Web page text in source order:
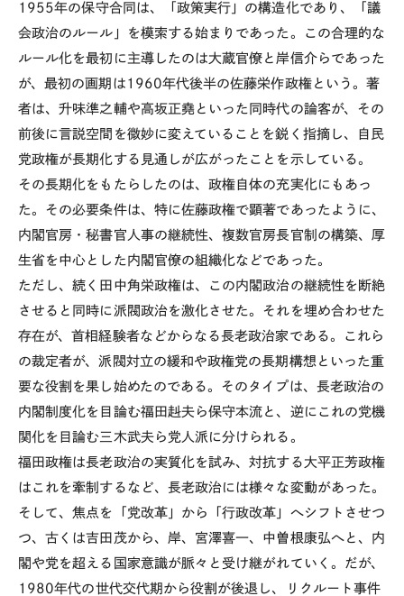
1955年の保守合同は、「政策実行」の構造化であり、「議
会政治のルール」を模索する始まりであった。この合理的な
ルール化を最初に主導したのは大蔵官僚と岸信介らであった
が、最初の画期は1960年代後半の佐藤栄作政権という。著
者は、升味準之輔や高坂正堯といった同時代の論客が、その
前後に言説空間を微妙に変えていることを鋭く指摘し、自民
党政権が長期化する見通しが広がったことを示している。
その長期化をもたらしたのは、政権自体の充実化にもあっ
た。その必要条件は、特に佐藤政権で顕著であったように、
内閣官房・秘書官人事の継続性、複数官房長官制の構築、厚
生省を中心とした内閣官僚の組織化などであった。
ただし、続く田中角栄政権は、この内閣政治の継続性を断絶
させると同時に派閥政治を激化させた。それを埋め合わせた
存在が、首相経験者などからなる長老政治家である。これら
の裁定者が、派閥対立の緩和や政権党の長期構想といった重
要な役割を果し始めたのである。そのタイプは、長老政治の
内閣制度化を目論む福田赳夫ら保守本流と、逆にこれの党機
関化を目論む三木武夫ら党人派に分けられる。
福田政権は長老政治の実質化を試み、対抗する大平正芳政権
はこれを牽制するなど、長老政治には様々な変動があった。
そして、焦点を「党改革」から「行政改革」へシフトさせつ
つ、古くは吉田茂から、岸、宮澤喜一、中曽根康弘へと、内
閣や党を超える国家意識が脈々と受け継がれていく。だが、
1980年代の世代交代期から役割が後退し、リクルート事件